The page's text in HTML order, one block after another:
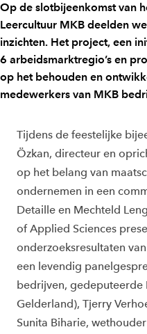
Op de slotbijeenkomst van
Leercultuur MKB deelden
inzichten. Het project, een
6 arbeidsmarktregio’s en
op het behouden en
medewerkers van MKB
Tijdens de feestelijke
Özkan, directeur en
op het belang van
ondernemen in een
Detaille en Mechteld
of Applied Sciences
onderzoeksresultaten
een levendig
bedrijven,
Gelderland), Tjerry
Sunita Biharie,